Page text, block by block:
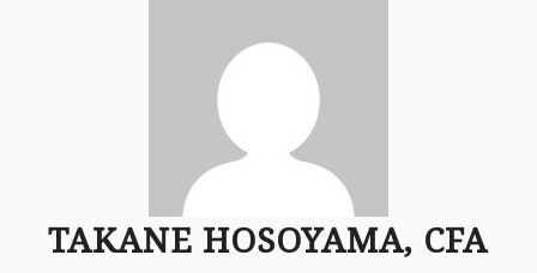
TAKANE HOSOYAMA, CFA